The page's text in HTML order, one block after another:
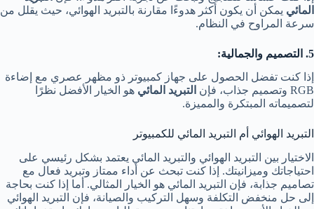
المائي يمكن أن يكون أكثر هدوءًا مقارنة بالتبريد الهوائي، حيث يقلل من
سرعة المراوح في النظام.
5. التصميم والجمالية:
إذا كنت تفضل الحصول على جهاز كمبيوتر ذو مظهر عصري مع إضاءة
RGB وتصميم جذاب، فإن
التبريد المائي هو الخيار الأفضل نظرًا
لتصميماته المبتكرة والمميزة.
التبريد الهوائي أم التبريد المائي للكمبيوتر
الاختيار بين التبريد الهوائي والتبريد المائي يعتمد بشكل رئيسي على
احتياجاتك وميزانيتك. إذا كنت تبحث عن أداء ممتاز وتبريد فعال مع
تصاميم جذابة، فإن التبريد المائي هو الخيار المثالي. أما إذا كنت بحاجة
إلى حل منخفض التكلفة وسهل التركيب والصيانة، فإن التبريد الهوائي